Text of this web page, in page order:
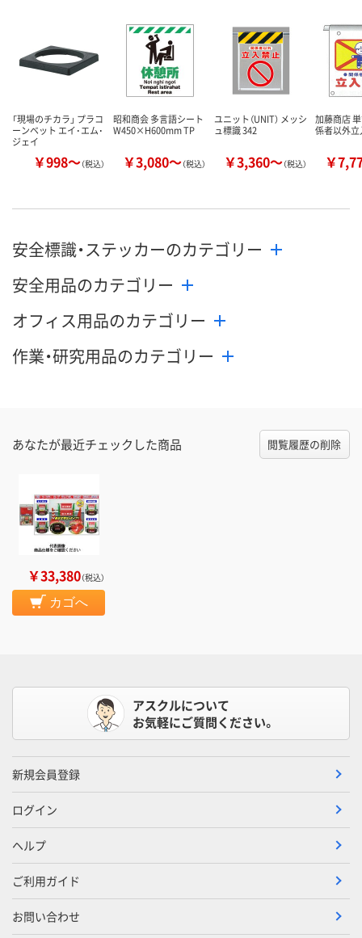
「現場のチカラ」 プラコ
ーンベット エイ･エム･
ジェイ
￥998～（税込）
昭和商会 多言語シート
W450×H600mm TP
￥3,080～（税込）
ユニット（UNIT） メッシ
ュ標識 342
￥3,360～（税込）
加藤商店
係者以外立
￥
安全標識・ステッカーのカテゴリー
安全用品のカテゴリー
オフィス用品のカテゴリー
作業・研究用品のカテゴリー
あなたが最近チェックした商品 閲覧履歴の削除
￥33,380（税込）
カゴへ
アスクルについて
お気軽にご質問ください。
新規会員登録
ログイン
ヘルプ
ご利用ガイド
お問い合わせ